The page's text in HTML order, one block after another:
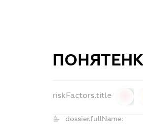
riskFactors.title
dossier.fullName: